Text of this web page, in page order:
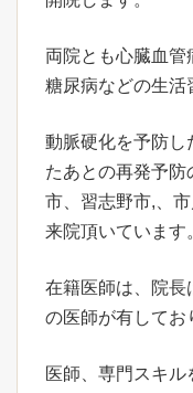
両院とも心臓血管
糖尿病などの生活
動脈硬化を予防し
たあとの再発予防
市、習志野市,、
来院頂いています
在籍医師は、院長
の医師が有してお
医師、専門スキ